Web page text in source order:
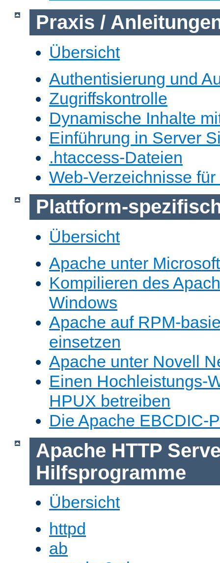
Praxis /
Übersicht
Authentisierung und
Zugriffskontrolle
Dynamische Inhalte
Einführung in Server
.htaccess-Dateien
Web-Verzeichnisse
Plattform-
Übersicht
Apache unter
Kompilieren des
Windows
Apache auf RPM-
einsetzen
Apache unter Novell
Einen Hochleistungs-
HPUX betreiben
Die Apache EBCDIC-
Apache HTTP
Hilfsprogramme
Übersicht
httpd
ab